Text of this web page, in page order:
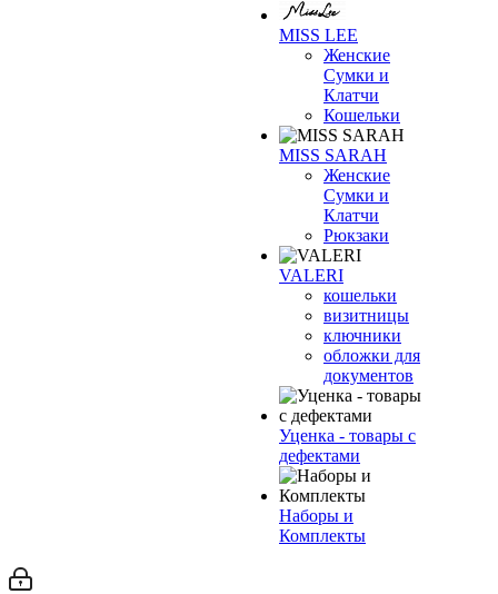
MISS LEE
Женские
Сумки и
Клатчи
Кошельки
MISS SARAH
Женские
Сумки и
Клатчи
Рюкзаки
VALERI
кошельки
визитницы
ключники
обложки для
документов
Уценка - товары с
дефектами
Наборы и
Комплекты